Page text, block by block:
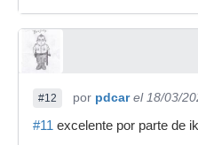
#12 por pdcar el 18/03/
#11 excelente por parte de ik